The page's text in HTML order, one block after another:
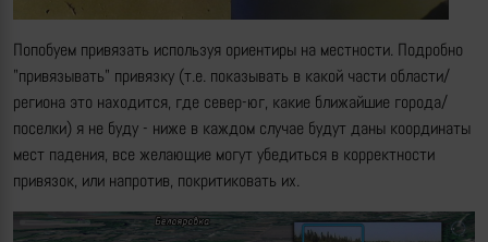
Попобуем привязать используя ориентиры на местности. Подробно
"привязывать" привязку (т.е. показывать в какой части области/
региона это находится, где север-юг, какие ближайшие города/
поселки) я не буду - ниже в каждом случае будут даны координаты
мест падения, все желающие могут убедиться в корректности
привязок, или напротив, покритиковать их.